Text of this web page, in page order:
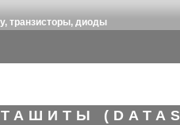
транзисторы, диоды